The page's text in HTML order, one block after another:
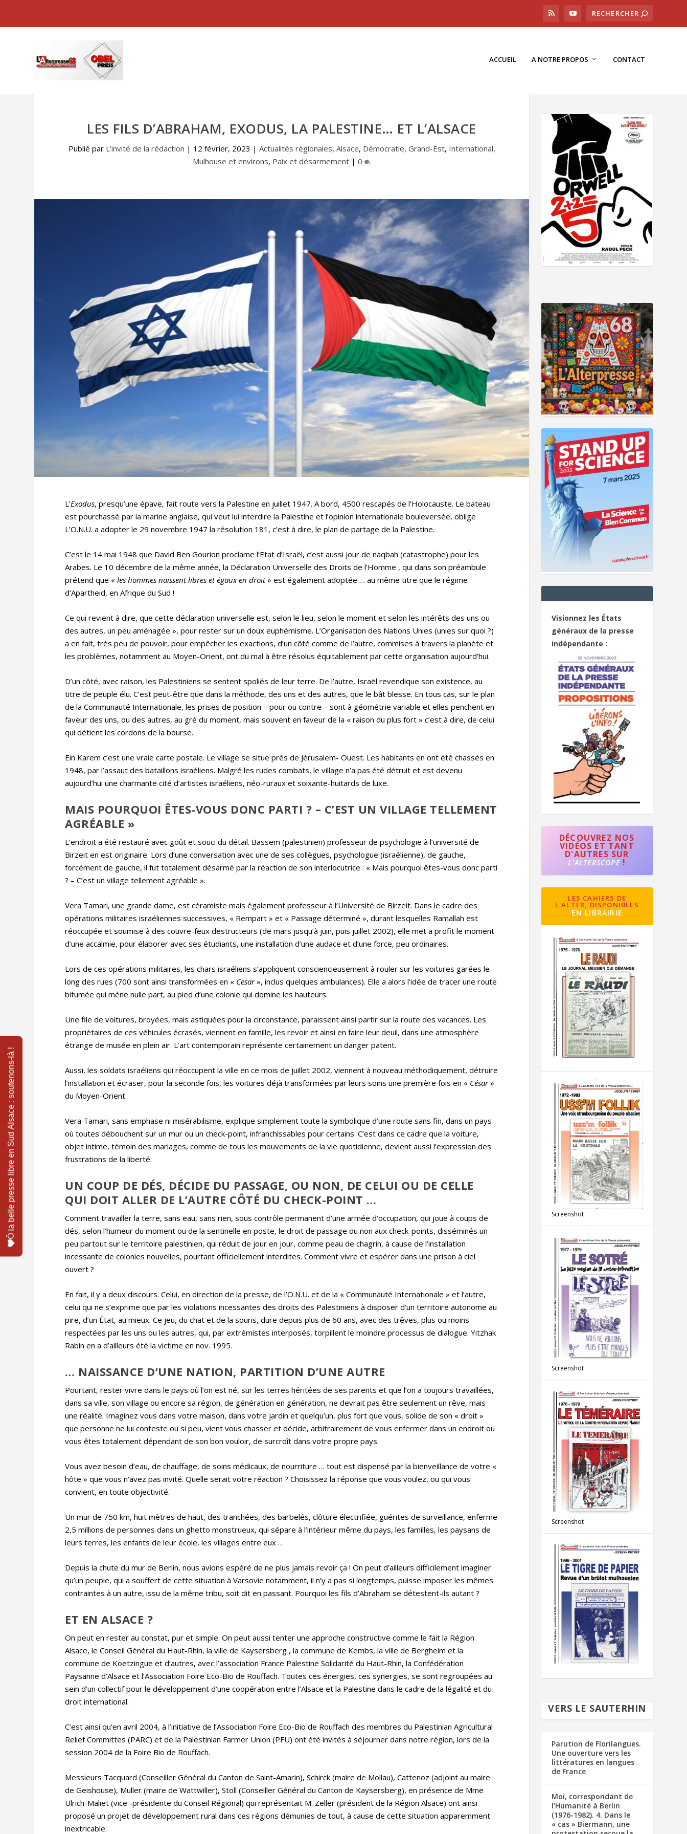
ACCUEIL A NOTRE PROPOS CONTACT
LES FILS D’ABRAHAM, EXODUS, LA PALESTINE… ET L’ALSACE
Publié par L'invité de la rédaction | 12 février, 2023 | Actualités régionales, Alsace, Démocratie, Grand-Est, International,
Mulhouse et environs, Paix et désarmement |0
L’Exodus, presqu’une épave, fait route vers la Palestine en juillet 1947. A bord, 4500 rescapés de l’Holocauste. Le bateau
est pourchassé par la marine anglaise, qui veut lui interdire la Palestine et l’opinion internationale bouleversée, oblige
L’O.N.U. a adopter le 29 novembre 1947 la résolution 181, c’est à dire, le plan de partage de la Palestine.
C’est le 14 mai 1948 que David Ben Gourion proclame l’Etat d’Israël, c’est aussi jour de naqbah (catastrophe) pour les
Arabes. Le 10 décembre de la même année, la Déclaration Universelle des Droits de l’Homme , qui dans son préambule
prétend que «les hommes naissent libres et égaux en droit» est également adoptée … au même titre que le régime
d’Apartheid, en Afrique du Sud !
Ce qui revient à dire, que cette déclaration universelle est, selon le lieu, selon le moment et selon les intérêts des uns ou
des autres, un peu aménagée », pour rester sur un doux euphémisme. L’Organisation des Nations Unies (unies sur quoi ?)
a en fait, très peu de pouvoir, pour empêcher les exactions, d’un côté comme de l’autre, commises à travers la planète et
les problèmes, notamment au Moyen-Orient, ont du mal à être résolus équitablement par cette organisation aujourd’hui.
D’un côté, avec raison, les Palestiniens se sentent spoliés de leur terre. De l’autre, Israël revendique son existence, au
titre de peuple élu. C’est peut-être que dans la méthode, des uns et des autres, que le bât blesse. En tous cas, sur le plan
de la Communauté Internationale, les prises de position – pour ou contre – sont à géométrie variable et elles penchent en
faveur des uns, ou des autres, au gré du moment, mais souvent en faveur de la « raison du plus fort » c’est à dire, de celui
qui détient les cordons de la bourse.
Ein Karem c’est une vraie carte postale. Le village se situe près de Jérusalem- Ouest. Les habitants en ont été chassés en
1948, par l’assaut des bataillons israéliens. Malgré les rudes combats, le village n’a pas été détruit et est devenu
aujourd’hui une charmante cité d’artistes israéliens, néo-ruraux et soixante-huitards de luxe.
MAIS POURQUOI ÊTES-VOUS DONC PARTI ? – C’EST UN VILLAGE TELLEMENT
AGRÉABLE »
L’endroit a été restauré avec goût et souci du détail. Bassem (palestinien) professeur de psychologie à l’université de
Birzeit en est originaire. Lors d’une conversation avec une de ses collègues, psychologue (israélienne), de gauche,
forcément de gauche, il fut totalement désarmé par la réaction de son interlocutrice : « Mais pourquoi êtes-vous donc parti
? – C’est un village tellement agréable ».
Vera Tamari, une grande dame, est céramiste mais également professeur à l’Université de Birzeit. Dans le cadre des
opérations militaires israéliennes successives, « Rempart » et « Passage déterminé », durant lesquelles Ramallah est
réoccupée et soumise à des couvre-feux destructeurs (de mars jusqu’à juin, puis juillet 2002), elle met a profit le moment
d’une accalmie, pour élaborer avec ses étudiants, une installation d’une audace et d’une force, peu ordinaires.
Lors de ces opérations militaires, les chars israéliens s’appliquent consciencieusement à rouler sur les voitures garées le
long des rues (700 sont ainsi transformées en « Cesar», inclus quelques ambulances). Elle a alors l’idée de tracer une route
bitumée qui mène nulle part, au pied d’une colonie qui domine les hauteurs.
Une file de voitures, broyées, mais astiquées pour la circonstance, paraissent ainsi partir sur la route des vacances. Les
propriétaires de ces véhicules écrasés, viennent en famille, les revoir et ainsi en faire leur deuil, dans une atmosphère
étrange de musée en plein air. L’art contemporain représente certainement un danger patent.
Aussi, les soldats israéliens qui réoccupent la ville en ce mois de juillet 2002, viennent à nouveau méthodiquement, détruire
l’installation et écraser, pour la seconde fois, les voitures déjà transformées par leurs soins une première fois en « César»
du Moyen-Orient.
Vera Tamari, sans emphase ni misérabilisme, explique simplement toute la symbolique d’une route sans fin, dans un pays
où toutes débouchent sur un mur ou un check-point, infranchissables pour certains. C’est dans ce cadre que la voiture,
objet intime, témoin des mariages, comme de tous les mouvements de la vie quotidienne, devient aussi l’expression des
frustrations de la liberté.
UN COUP DE DÉS, DÉCIDE DU PASSAGE, OU NON, DE CELUI OU DE CELLE
QUI DOIT ALLER DE L’AUTRE CÔTÉ DU CHECK-POINT …
Comment travailler la terre, sans eau, sans rien, sous contrôle permanent d’une armée d’occupation, qui joue à coups de
dés, selon l’humeur du moment ou de la sentinelle en poste, le droit de passage ou non aux check-points, disséminés un
peu partout sur le territoire palestinien, qui réduit de jour en jour, comme peau de chagrin, à cause de l’installation
incessante de colonies nouvelles, pourtant officiellement interdites. Comment vivre et espérer dans une prison à ciel
ouvert ?
En fait, il y a deux discours. Celui, en direction de la presse, de l’O.N.U. et de la « Communauté Internationale » et l’autre,
celui qui ne s’exprime que par les violations incessantes des droits des Palestiniens à disposer d’un territoire autonome au
pire, d’un État, au mieux. Ce jeu, du chat et de la souris, dure depuis plus de 60 ans, avec des trêves, plus ou moins
respectées par les uns ou les autres, qui, par extrémistes interposés, torpillent le moindre processus de dialogue. Yitzhak
Rabin en a d’ailleurs été la victime en nov. 1995.
… NAISSANCE D’UNE NATION, PARTITION D’UNE AUTRE
Pourtant, rester vivre dans le pays où l’on est né, sur les terres héritées de ses parents et que l’on a toujours travaillées,
dans sa ville, son village ou encore sa région, de génération en génération, ne devrait pas être seulement un rêve, mais
une réalité. Imaginez vous dans votre maison, dans votre jardin et quelqu’un, plus fort que vous, solide de son « droit »
que personne ne lui conteste ou si peu, vient vous chasser et décide, arbitrairement de vous enfermer dans un endroit ou
vous êtes totalement dépendant de son bon vouloir, de surcroît dans votre propre pays.
Vous avez besoin d’eau, de chauffage, de soins médicaux, de nourriture … tout est dispensé par la bienveillance de votre «
hôte » que vous n’avez pas invité. Quelle serait votre réaction ? Choisissez la réponse que vous voulez, ou qui vous
convient, en toute objectivité.
Un mur de 750 km, huit mètres de haut, des tranchées, des barbelés, clôture électrifiée, guérites de surveillance, enferme
2,5 millions de personnes dans un ghetto monstrueux, qui sépare à l’intérieur même du pays, les familles, les paysans de
leurs terres, les enfants de leur école, les villages entre eux …
Depuis la chute du mur de Berlin, nous avions espéré de ne plus jamais revoir ça ! On peut d’ailleurs difficilement imaginer
qu’un peuple, qui a souffert de cette situation à Varsovie notamment, il n’y a pas si longtemps, puisse imposer les mêmes
contraintes à un autre, issu de la même tribu, soit dit en passant. Pourquoi les fils d’Abraham se détestent-ils autant ?
ET EN ALSACE ?
On peut en rester au constat, pur et simple. On peut aussi tenter une approche constructive comme le fait la Région
Alsace, le Conseil Général du Haut-Rhin, la ville de Kaysersberg , la commune de Kembs, la ville de Bergheim et la
commune de Koetzingue et d’autres, avec l’association France Palestine Solidarité du Haut-Rhin, la Confédération
Paysanne d’Alsace et l’Association Foire Eco-Bio de Rouffach. Toutes ces énergies, ces synergies, se sont regroupées au
sein d’un collectif pour le développement d’une coopération entre l’Alsace et la Palestine dans le cadre de la légalité et du
droit international.
C’est ainsi qu’en avril 2004, à l’initiative de l’Association Foire Eco-Bio de Rouffach des membres du Palestinian Agricultural
Relief Committes (PARC) et de la Palestinian Farmer Union (PFU) ont été invités à séjourner dans notre région, lors de la
session 2004 de la Foire Bio de Rouffach.
Messieurs Tacquard (Conseiller Général du Canton de Saint-Amarin), Schirck (maire de Mollau), Cattenoz (adjoint au maire
de Geishouse), Muller (maire de Wattwiller), Stoll (Conseiller Général du Canton de Kaysersberg), en présence de Mme
Ulrich-Maliet (vice -présidente du Conseil Régional) qui représentait M. Zeller (président de la Région Alsace) ont ainsi
proposé un projet de développement rural dans ces régions démunies de tout, à cause de cette situation apparemment
inextricable.
Visionnez les États
généraux de la presse
indépendante :
DÉCOUVREZ NOS
VIDÉOS ET TANT
D'AUTRES SUR
L'ALTERSCOPE!
LES CAHIERS DE
L'ALTER, DISPONIBLES
EN LIBRAIRIE
Screenshot
Screenshot
Screenshot
VERS LE SAUTERHIN
Parution de Florilangues.
Une ouverture vers les
littératures en langues
de France
Moi, correspondant de
l’Humanité à Berlin
(1976-1982). 4. Dans le
« cas » Biermann, une